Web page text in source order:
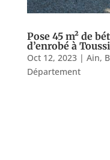
Pose 45 m² de
d’enrobé à
Oct 12, 2023| Ain,
Département